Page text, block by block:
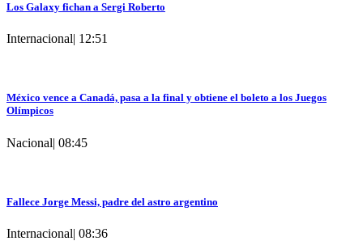
Los Galaxy fichan a Sergi Roberto
Internacional| 12:51
México vence a Canadá, pasa a la final y obtiene el boleto a los Juegos
Olímpicos
Nacional| 08:45
Fallece Jorge Messi, padre del astro argentino
Internacional| 08:36